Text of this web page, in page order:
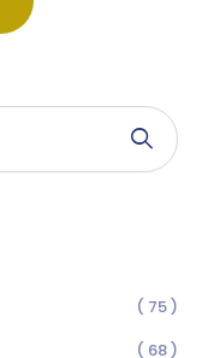
( 75 )
( 68 )